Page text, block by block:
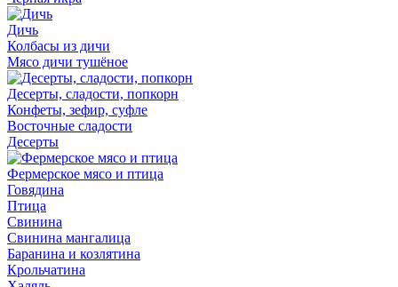
Дичь
Колбасы из дичи
Мясо дичи тушёное
Десерты, сладости, попкорн
Конфеты, зефир, суфле
Восточные сладости
Десерты
Фермерское мясо и птица
Говядина
Птица
Свинина
Свинина мангалица
Баранина и козлятина
Крольчатина